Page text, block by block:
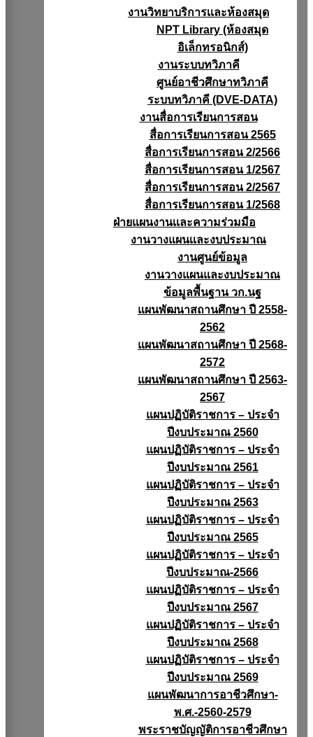
งานวิทยาบริการเเละห้องสมุด
NPT Library (ห้องสมุด
อิเล็กทรอนิกส์)
งานระบบทวิภาคี
ศูนย์อาชีวศึกษาทวิภาคี
ระบบทวิภาคี (DVE-DATA)
งานสื่อการเรียนการสอน
สื่อการเรียนการสอน 2565
สื่อการเรียนการสอน 2/2566
สื่อการเรียนการสอน 1/2567
สื่อการเรียนการสอน 2/2567
สื่อการเรียนการสอน 1/2568
ฝ่ายแผนงานเเละความร่วมมือ
งานวางแผนเเละงบประมาณ
งานศูนย์ข้อมูล
งานวางแผนและงบประมาณ
ข้อมูลพื้นฐาน วก.นฐ
แผนพัฒนาสถานศึกษา ปี 2558-
2562
แผนพัฒนาสถานศึกษา ปี 2568-
2572
แผนพัฒนาสถานศึกษา ปี 2563-
2567
แผนปฏิบัติราชการ – ประจำ
ปีงบประมาณ 2560
แผนปฏิบัติราชการ – ประจำ
ปีงบประมาณ 2561
แผนปฏิบัติราชการ – ประจำ
ปีงบประมาณ 2563
แผนปฏิบัติราชการ – ประจำ
ปีงบประมาณ 2565
แผนปฏิบัติราชการ – ประจำ
ปีงบประมาณ-2566
แผนปฏิบัติราชการ – ประจำ
ปีงบประมาณ 2567
แผนปฏิบัติราชการ – ประจำ
ปีงบประมาณ 2568
แผนปฏิบัติราชการ – ประจำ
ปีงบประมาณ 2569
แผนพัฒนาการอาชีวศึกษา-
พ.ศ.-2560-2579
พระราชบัญญัติการอาชีวศึกษา